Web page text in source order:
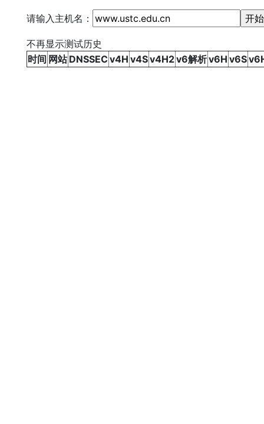
请输入主机名：
不再显示测试历史
时间 网站 DNSSECv4H v4Sv4H2v6解析v6H v6S